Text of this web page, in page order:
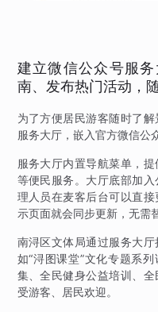
建立微信公众号服
南、发布热门活动，
为了方便居民游客随时了
服务大厅，嵌入官方微信公
服务大厅内置导航菜单，
等便民服务。大厅底部加
理人员在麦客后台可以直
示页面就会同步更新，无需
南浔区文体局通过服务大
如“浔图课堂”文化专题系
集、全民健身公益培训、
受游客、居民欢迎。